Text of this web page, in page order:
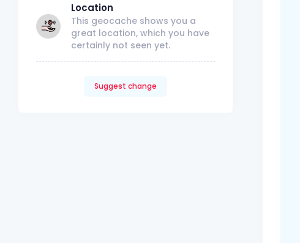
Location
This geocache shows you a
great location, which you have
certainly not seen yet.
Suggest change